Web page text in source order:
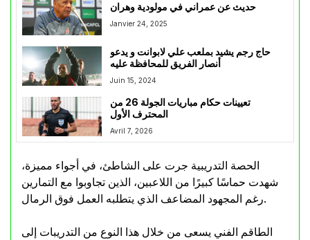
حديث عن عمراني في مولودية وهران
Janvier 24, 2025
حاج رجم يشيد بملعب علي لابوانت و يدعو
أنصار الفريق للمحافظة عليه
Juin 15, 2024
تعيينات حكام مباريات الجولة 26 من
المحترف الأول
Avril 7, 2026
الحصة التدريبية جرت على الشاطئ، في أجواء مميزة،
شهدت حماسًا كبيرًا من اللاعبين، الذين تجاوبوا مع التمارين
رغم المجهود المضاعف الذي يتطلبه العمل فوق الرمال.
الطاقم الفني يسعى من خلال هذا النوع من التدريبات إلى